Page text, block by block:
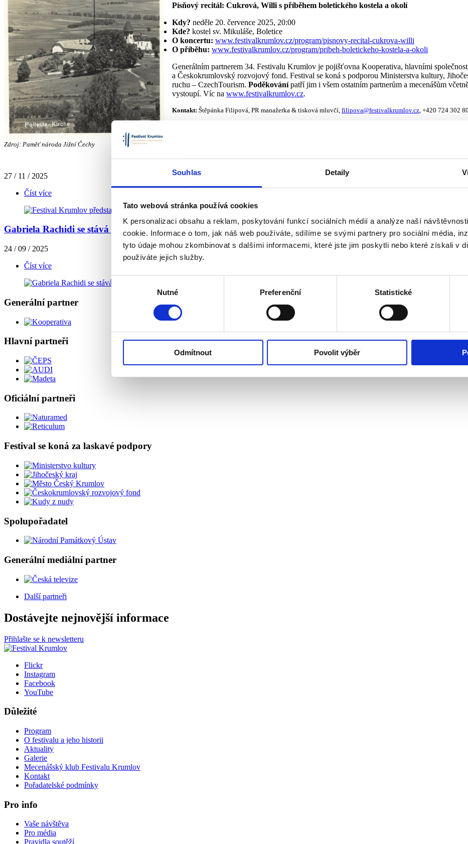
Souhlas Detaily
Tato webová stránka používá cookies
K personalizaci obsahu a reklam, poskytování funkcí sociálních médií a analýze naší
cookie. Informace o tom, jak náš web používáte, sdílíme se svými partnery pro sociální média,
tyto údaje mohou zkombinovat s dalšími informacemi, které jste jim poskytli nebo které získali v
používáte jejich služby.
Výběr
Nutné Preferenční Statistické
Odmítnout Povolit výběr
Zdroj: Paměť národa Jižní Čechy
Písňový recitál: Cukrová, Willi s příběhem boletického kostela a okolí
Kdy? neděle 20. července 2025, 20:00
Kde? kostel sv. Mikuláše, Boletice
O koncertu: www.festivalkrumlov.cz/program/pisnovy-recital-cukrova-willi
O příběhu: www.festivalkrumlov.cz/program/pribeh-boletickeho-kostela-a-okoli
Generálním partnerem 34. Festivalu Krumlov je pojišťovna Kooperativa, hlavními
a Českokrumlovský rozvojový fond. Festival se koná s podporou Ministerstva kultury,
ruchu – CzechTourism. Poděkovánípatří jim i všem ostatním partnerům a mecenášům
vystoupí. Víc na www.festivalkrumlov.cz.
Kontakt: Štěpánka Filipová, PR manažerka & tisková mluvčí, filipova@festivalkrumlov.cz , +420 724 302
Festival Krumlov představil program 35. ročníku. Zahájí koncertní
27 / 11 / 2025
Číst více
Gabriela Rachidi se stává generální ředitelkou, novou výkonnou ředitelkou je Kateřina Kalistová
24 / 09 / 2025
Číst více
Generální partner
Hlavní partneři
Oficiální partneři
Festival se koná za laskavé podpory
Spolupořadatel
Generální mediální partner
Další partneři
Dostávejte nejnovější informace
Přihlašte se k newsletteru
Flickr
Instagram
Facebook
YouTube
Důležité
Program
O festivalu a jeho historii
Aktuality
Galerie
Mecenášský klub Festivalu Krumlov
Kontakt
Pořadatelské podmínky
Pro info
Vaše návštěva
Pro média
Pravidla soutěží